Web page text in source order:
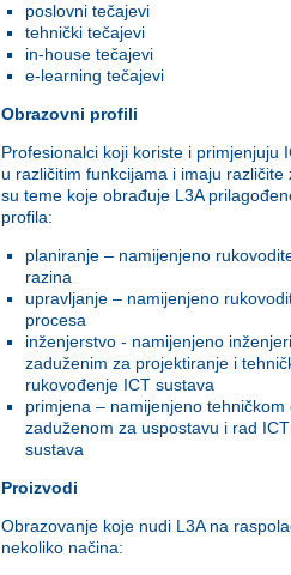
poslovni tečajevi
tehnički tečajevi
in-house tečajevi
e-learning tečajevi
Obrazovni profili
Profesionalci koji koriste i primjenjuju
u različitim funkcijama i imaju različite
su teme koje obrađuje L3A
profila:
planiranje – namijenjeno
razina
upravljanje – namijenjeno
procesa
inženjerstvo - namijenjeno
zaduženim za projektiranje i
rukovođenje ICT sustava
primjena – namijenjeno tehničkom
zaduženom za uspostavu i rad
sustava
Proizvodi
Obrazovanje koje nudi L3A na
nekoliko načina: